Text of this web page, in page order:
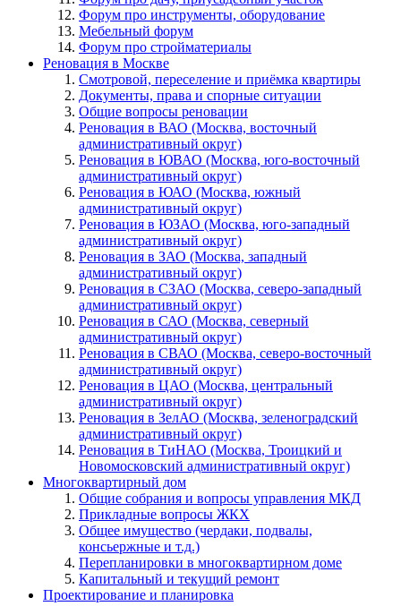
Форум про инструменты, оборудование
Мебельный форум
Форум про стройматериалы
Реновация в Москве
Смотровой, переселение и приёмка квартиры
Документы, права и спорные ситуации
Общие вопросы реновации
Реновация в ВАО (Москва, восточный
административный округ)
Реновация в ЮВАО (Москва, юго-восточный
административный округ)
Реновация в ЮАО (Москва, южный
административный округ)
Реновация в ЮЗАО (Москва, юго-западный
административный округ)
Реновация в ЗАО (Москва, западный
административный округ)
Реновация в СЗАО (Москва, северо-западный
административный округ)
Реновация в САО (Москва, северный
административный округ)
Реновация в СВАО (Москва, северо-восточный
административный округ)
Реновация в ЦАО (Москва, центральный
административный округ)
Реновация в ЗелАО (Москва, зеленоградский
административный округ)
Реновация в ТиНАО (Москва, Троицкий и
Новомосковский административный округ)
Многоквартирный дом
Общие собрания и вопросы управления МКД
Прикладные вопросы ЖКХ
Общее имущество (чердаки, подвалы,
консьержные и т.д.)
Перепланировки в многоквартирном доме
Капитальный и текущий ремонт
Проектирование и планировка